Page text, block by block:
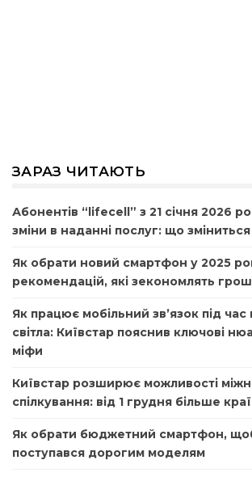
ЗАРАЗ ЧИТАЮТЬ
Абонентів “lifecell” з 21 січня 2026
зміни в наданні послуг: що зміниться
Як обрати новий смартфон у 2025
рекомендацій, які зекономлять
Як працює мобільний зв’язок під час
світла: Київстар пояснив ключові
міфи
Київстар розширює можливості
спілкування: від 1 грудня більше
Як обрати бюджетний смартфон,
поступався дорогим моделям